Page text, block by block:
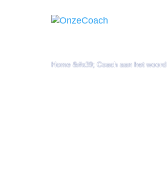
Home &#x39; Coach aan het woord